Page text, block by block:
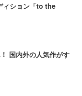
ィション「to the
国内外の人気作がす